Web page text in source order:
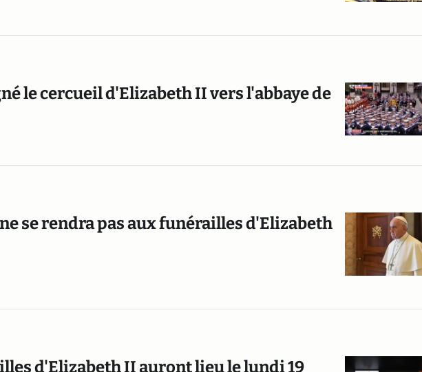
le cercueil d'Elizabeth II vers l'abbaye de
se rendra pas aux funérailles d'Elizabeth
d'Elizabeth II auront lieu le lundi 19